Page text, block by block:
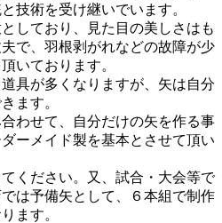
技術を受け継いでいます。
しており、見た目の美しさはも
で、羽根剥がれなどの故障が少
いております。
具が多くなりますが、矢は自分
ます。
わせて、自分だけの矢を作る事
ーメイド製を基本とさせて頂い
ください。又、試合・大会等で
は予備矢として、６本組で制作
ます。